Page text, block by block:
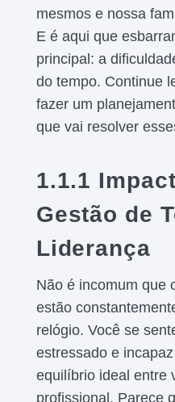
mesmos e nossa
E é aqui que
principal: a
do tempo. Continue
fazer um
que vai resolver
1.1.1
Gestão de
Liderança
Não é incomum que
estão
relógio. Você se
estressado e
equilíbrio ideal entre
profissional. Parece